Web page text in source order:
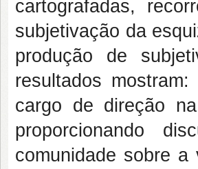
cartografadas,
subjetivação da
produção de
resultados
cargo de direção
proporcionando
comunidade sobre